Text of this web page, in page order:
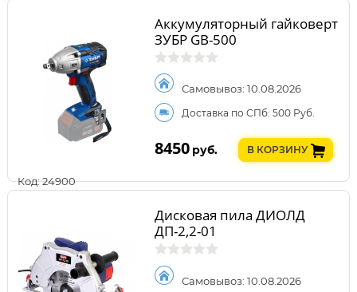
Код: 24900
Аккумуляторный гайковерт
ЗУБР GB-500
Самовывоз: 10.08.2026
Доставка по СПб: 500 Руб.
8450 руб. В КОРЗИНУ
Дисковая пила ДИОЛД
ДП-2,2-01
Самовывоз: 10.08.2026